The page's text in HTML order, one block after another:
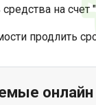
на
продлить